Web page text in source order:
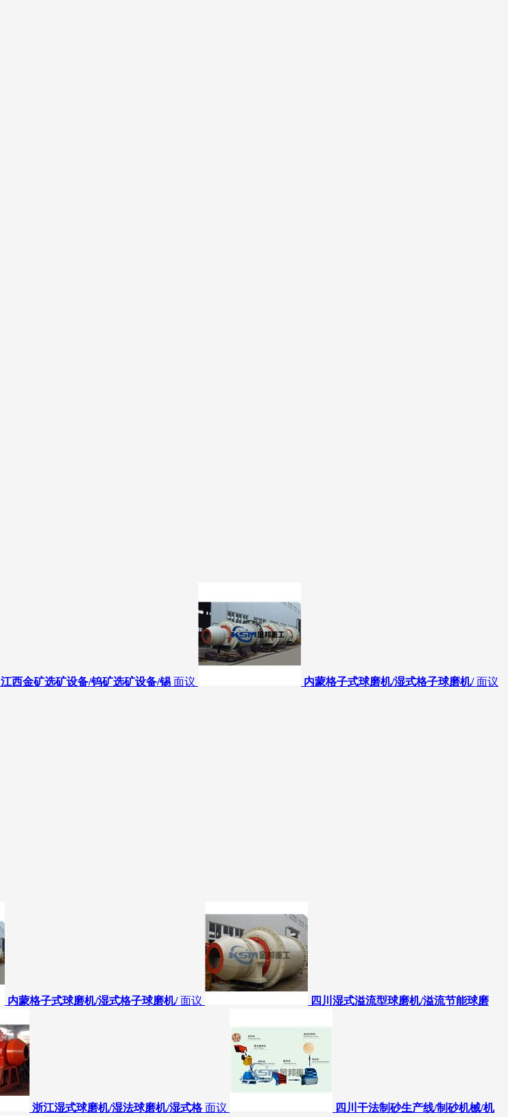
江西金矿选矿设备/钨矿选矿设备/锡 面议 内蒙格子式球磨机/湿式格子球磨机/ 面议
内蒙格子式球磨机/湿式格子球磨机/ 面议 四川湿式溢流型球磨机/溢流节能球磨
浙江湿式球磨机/湿法球磨机/湿式格 面议 四川干法制砂生产线/制砂机械/机